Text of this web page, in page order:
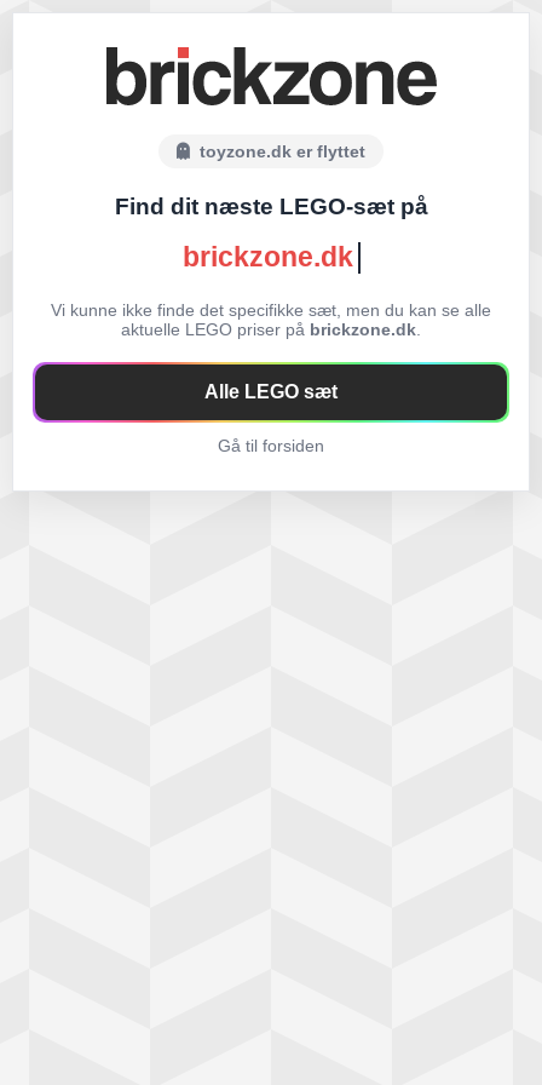
toyzone.dk er flyttet
Find dit næste LEGO-sæt på
brickzone.dk
Vi kunne ikke finde det specifikke sæt, men du kan se alle
aktuelle LEGO priser på brickzone.dk
Alle LEGO sæt
Gå til forsiden